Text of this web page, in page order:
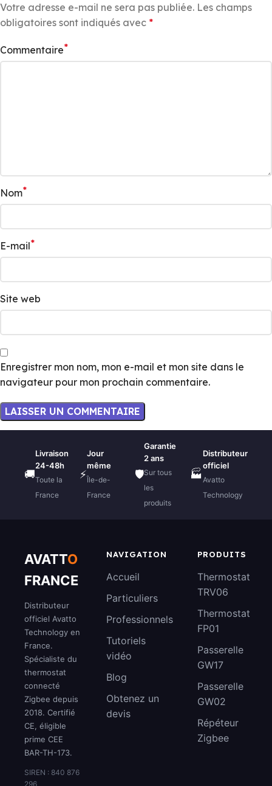
Votre adresse e-mail ne sera pas publiée. Les champs
obligatoires sont indiqués avec *
Commentaire*
Nom*
E-mail*
Site web
Enregistrer mon nom, mon e-mail et mon site dans le
navigateur pour mon prochain commentaire.
🚚
Livraison
24-48h
Toute la
France
⚡
Jour
même
Île-de-
France
🛡️
Garantie
2 ans
Sur tous
les
produits
🏭
Distributeur
officiel
Avatto
Technology
AVATTO
FRANCE
Distributeur
officiel Avatto
Technology en
France.
Spécialiste du
thermostat
connecté
Zigbee depuis
2018. Certifié
CE, éligible
prime CEE
BAR-TH-173.
SIREN : 840 876
296
NAVIGATION
Accueil
Particuliers
Professionnels
Tutoriels
vidéo
Blog
Obtenez un
devis
PRODUITS
Thermostat
TRV06
Thermostat
FP01
Passerelle
GW17
Passerelle
GW02
Répéteur
Zigbee